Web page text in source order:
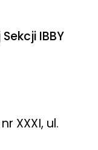
IBBY
XXXI, ul.